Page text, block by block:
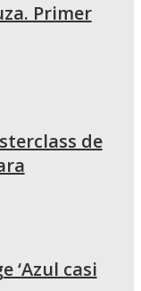
Primer
de
‘Azul casi